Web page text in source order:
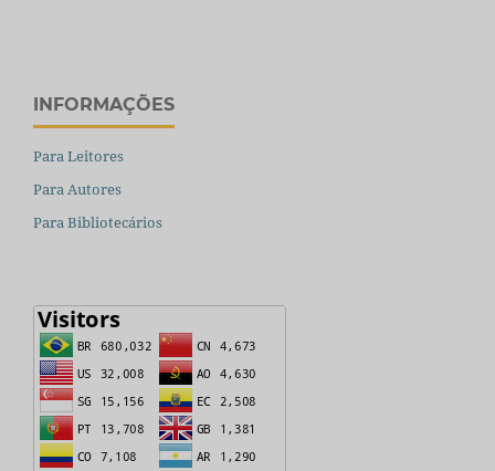
INFORMAÇÕES
Para Leitores
Para Autores
Para Bibliotecários